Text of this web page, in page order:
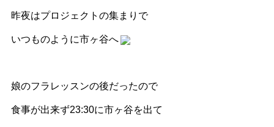
昨夜はプロジェクトの集まりで
いつものように市ヶ谷へ
娘のフラレッスンの後だったので
食事が出来ず23:30に市ヶ谷を出て